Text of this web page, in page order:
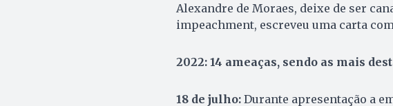
Alexandre de Moraes, deixe de ser
impeachment, escreveu uma carta
2022: 14 ameaças, sendo as mais
18 de julho: Durante apresentação a